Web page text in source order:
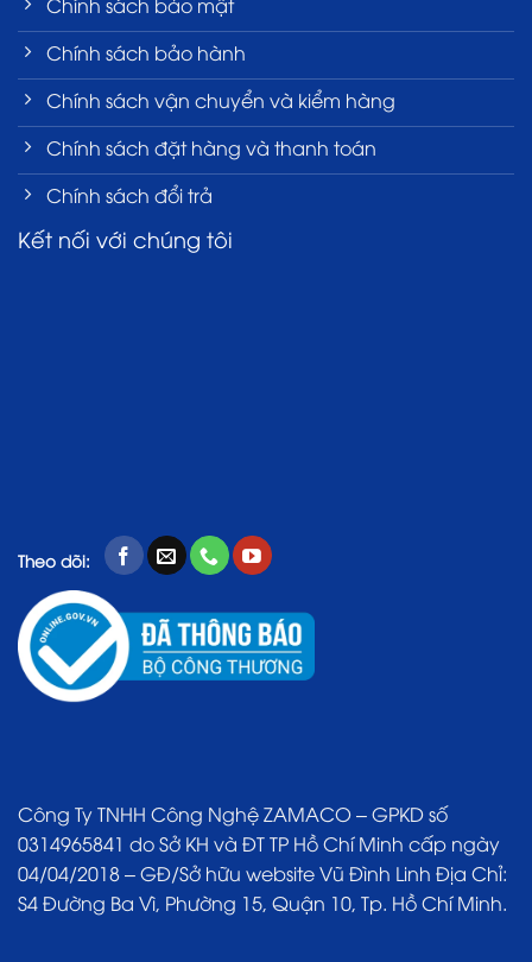
Chính sách bảo hành
Chính sách vận chuyển và kiểm hàng
Chính sách đặt hàng và thanh toán
Chính sách đổi trả
Kết nối với chúng tôi
Theo dõi:
Công Ty TNHH Công Nghệ ZAMACO – GPKD số
0314965841 do Sở KH và ĐT TP Hồ Chí Minh cấp ngày
04/04/2018 – GĐ/Sở hữu website Vũ Đình Linh Địa Chỉ:
S4 Đường Ba Vì, Phường 15, Quận 10, Tp. Hồ Chí Minh.